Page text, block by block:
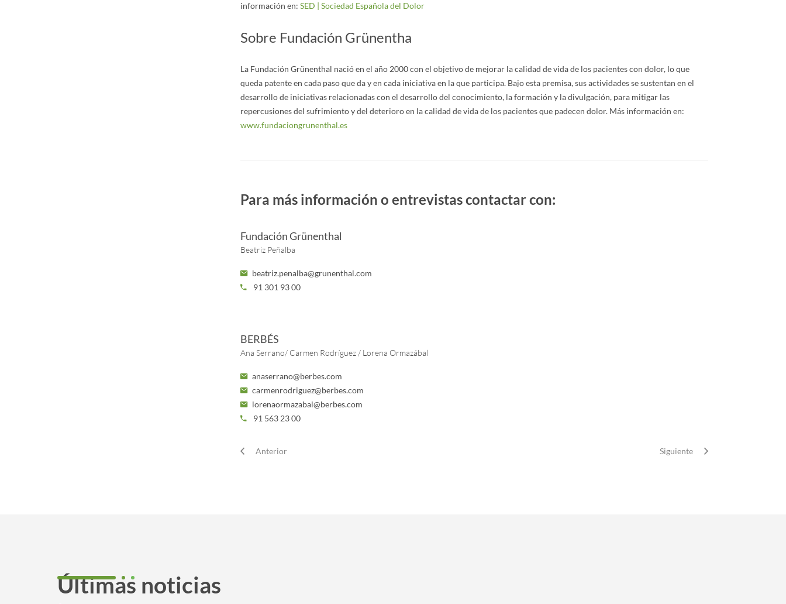
información en: SED | Sociedad Española del Dolor
Sobre Fundación Grünentha
La Fundación Grünenthal nació en el año 2000 con el objetivo de mejorar la calidad de vida de los pacientes con dolor, lo que
queda patente en cada paso que da y en cada iniciativa en la que participa. Bajo esta premisa, sus actividades se sustentan en el
desarrollo de iniciativas relacionadas con el desarrollo del conocimiento, la formación y la divulgación, para mitigar las
repercusiones del sufrimiento y del deterioro en la calidad de vida de los pacientes que padecen dolor. Más información en:
www.fundaciongrunenthal.es
Para más información o entrevistas contactar con:
Fundación Grünenthal
Beatriz Peñalba
beatriz.penalba@grunenthal.com
91 301 93 00
BERBÉS
Ana Serrano/ Carmen Rodríguez / Lorena Ormazábal
anaserrano@berbes.com
carmenrodriguez@berbes.com
lorenaormazabal@berbes.com
91 563 23 00
Anterior Siguiente
Últimas noticias